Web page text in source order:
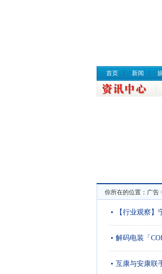
首页 新闻
你所在的位置： 广告
【行业观察
解码电装「
互康与安康联